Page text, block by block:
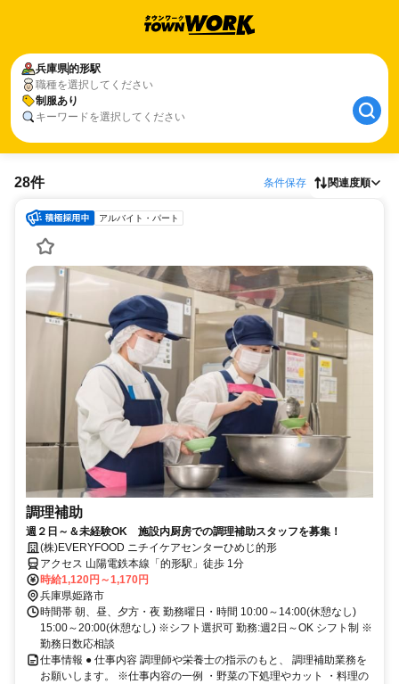
兵庫県的形駅
職種を選択してください
制服あり
キーワードを選択してください
28件 条件保存 関連度順
アルバイト・パート
調理補助
週２日～＆未経験OK 施設内厨房での調理補助スタッフを募集！
(株)EVERYFOOD ニチイケアセンターひめじ的形
アクセス 山陽電鉄本線「的形駅」徒歩 1分
時給1,120円～1,170円
兵庫県姫路市
時間帯 朝、昼、夕方・夜 勤務曜日・時間 10:00～14:00(休憩なし)
15:00～20:00(休憩なし) ※シフト選択可 勤務:週2日～OK シフト制 ※
勤務日数応相談
仕事情報 ● 仕事内容 調理師や栄養士の指示のもと、 調理補助業務を
お願いします。 ※仕事内容の一例 ・野菜の下処理やカット ・料理の